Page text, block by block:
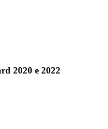
2020 e 2022